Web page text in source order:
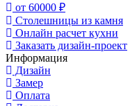
от 60000 ₽
Столешницы из камня
Онлайн расчет кухни
Заказать дизайн-проект
Информация
Дизайн
Замер
Оплата